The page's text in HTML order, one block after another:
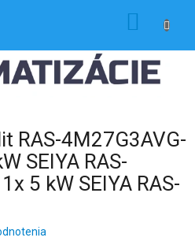
RAS-4M27G3AVG-
SEIYA RAS-
5 kW SEIYA RAS-